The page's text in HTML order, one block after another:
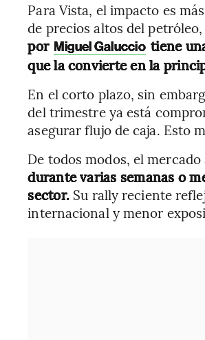
Para Vista, el impacto es
de precios altos del
por Miguel Galuccio tiene
que la convierte en la
En el corto plazo, sin
del trimestre ya está
asegurar flujo de caja. Esto
De todos modos, el mercado
durante varias semanas o
sector. Su rally reciente
internacional y menor